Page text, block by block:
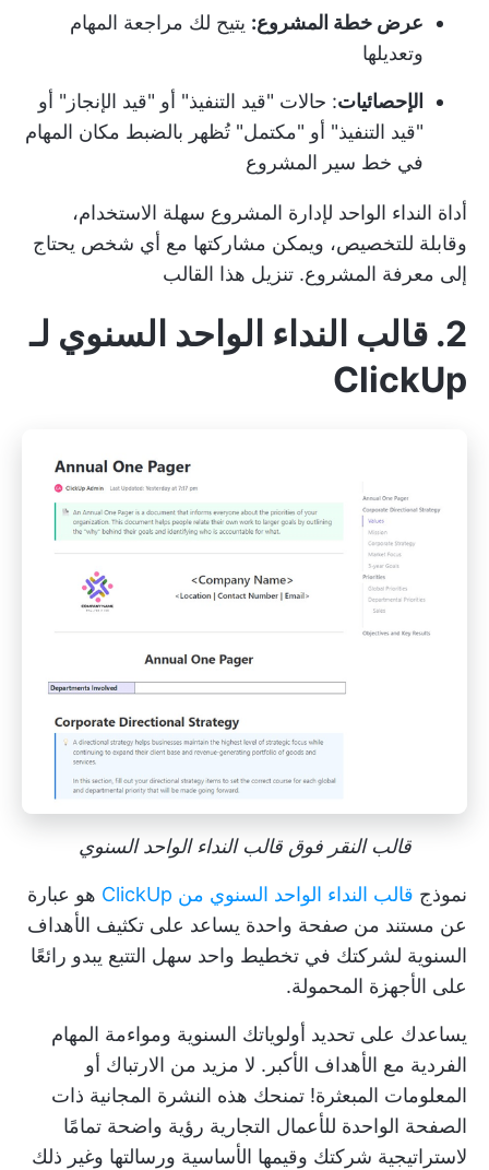
عرض خطة المشروع: يتيح لك مراجعة المهام
وتعديلها
الإحصائيات: حالات "قيد التنفيذ" أو "قيد الإنجاز" أو
"قيد التنفيذ" أو "مكتمل" تُظهر بالضبط مكان المهام
في خط سير المشروع
أداة النداء الواحد لإدارة المشروع سهلة الاستخدام،
وقابلة للتخصيص، ويمكن مشاركتها مع أي شخص يحتاج
إلى معرفة المشروع. تنزيل هذا القالب
2. قالب النداء الواحد السنوي لـ
ClickUp
قالب النقر فوق قالب النداء الواحد السنوي
نموذج قالب النداء الواحد السنوي من ClickUp
هو عبارة
عن مستند من صفحة واحدة يساعد على تكثيف الأهداف
السنوية لشركتك في تخطيط واحد سهل التتبع يبدو رائعًا
على الأجهزة المحمولة.
يساعدك على تحديد أولوياتك السنوية ومواءمة المهام
الفردية مع الأهداف الأكبر. لا مزيد من الارتباك أو
المعلومات المبعثرة! تمنحك هذه النشرة المجانية ذات
الصفحة الواحدة للأعمال التجارية رؤية واضحة تمامًا
لاستراتيجية شركتك وقيمها الأساسية ورسالتها وغير ذلك